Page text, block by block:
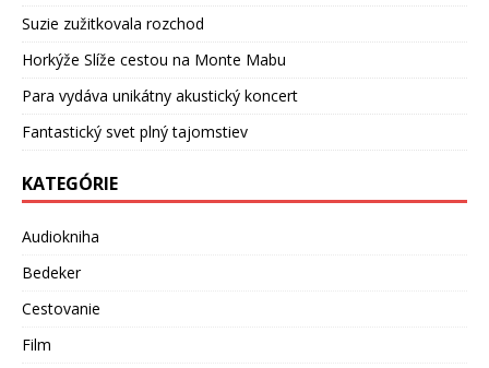
Suzie zužitkovala rozchod
Horkýže Slíže cestou na Monte Mabu
Para vydáva unikátny akustický koncert
Fantastický svet plný tajomstiev
KATEGÓRIE
Audiokniha
Bedeker
Cestovanie
Film